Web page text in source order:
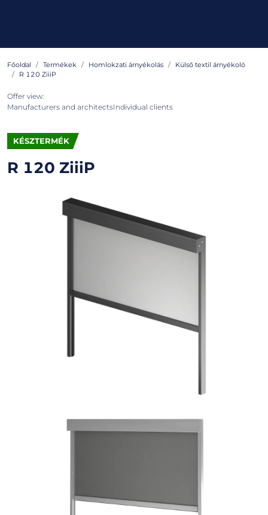
Főoldal Termékek Homlokzati árnyékolás
Külső textil árnyékoló
R 120 ZiiiP
Offer view:
Manufacturers and architectsIndividual clients
KÉSZTERMÉK
R 120 ZiiiP